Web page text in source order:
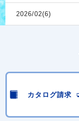
2026/02(6)
カタログ請求